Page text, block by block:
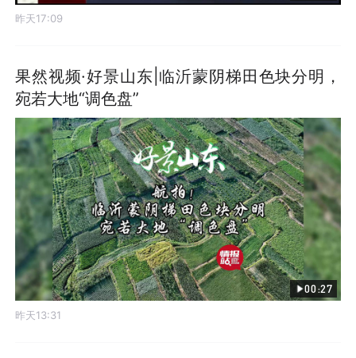
昨天17:09
果然视频·好景山东|临沂蒙阴梯田色块分明，
宛若大地“调色盘”
00:27
昨天13:31